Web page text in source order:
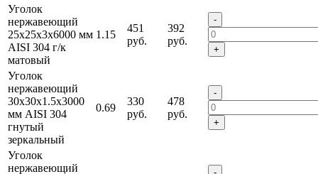
Уголок
нержавеющий
25х25х3х6000 мм
AISI 304 г/к
матовый
1.15
451
руб.
392
руб.
-
+
Уголок
нержавеющий
30х30х1.5х3000
мм AISI 304
гнутый
зеркальный
0.69
330
руб.
478
руб.
-
+
Уголок
нержавеющий